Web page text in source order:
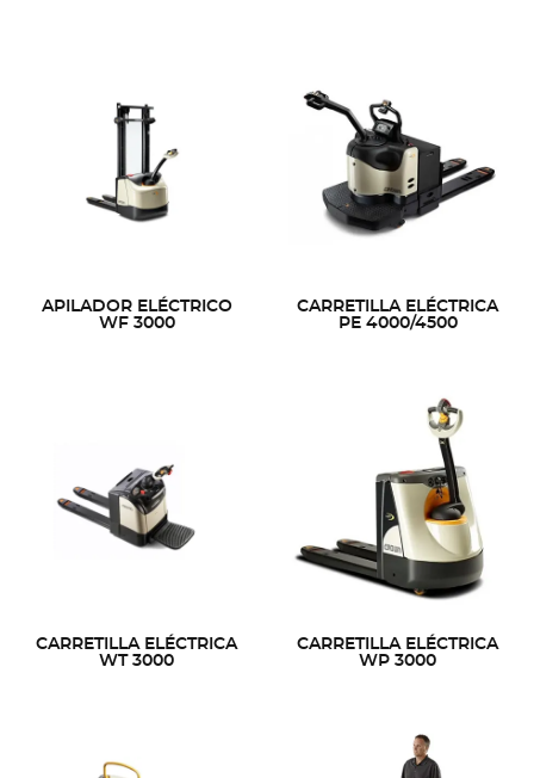
APILADOR ELÉCTRICO
WF 3000
CARRETILLA ELÉCTRICA
PE 4000/4500
CARRETILLA ELÉCTRICA
WT 3000
CARRETILLA ELÉCTRICA
WP 3000